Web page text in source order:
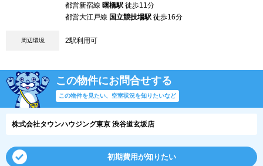
都営新宿線 曙橋駅 徒歩11分
都営大江戸線 国立競技場駅 徒歩16分
周辺環境 2駅利用可
この物件にお問合せする
この物件を見たい、空室状況を知りたいなど
株式会社タウンハウジング東京 渋谷道玄坂店
初期費用が知りたい